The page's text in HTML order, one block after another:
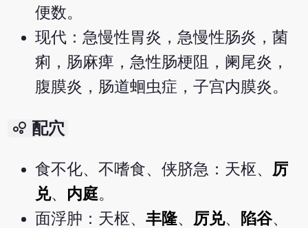
便数。
现代：急慢性胃炎，急慢性肠炎，菌
痢，肠麻痺，急性肠梗阻，阑尾炎，
腹膜炎，肠道蛔虫症，子宫内膜炎。
bubble_chart 配穴
食不化、不嗜食、侠脐急：天枢、 厉
兑、 内庭。
面浮肿：天枢、丰隆、 厉兑、 陷谷、